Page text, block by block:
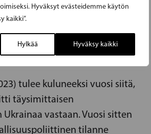
Hyväksyt evästeidemme käytön
kaikki”.
Hylkää Hyväksy kaikki
ON MEIDÄN
tulee kuluneeksi vuosi siitä,
täysimittaisen
Ukrainaa vastaan. Vuosi sitten
tilanne